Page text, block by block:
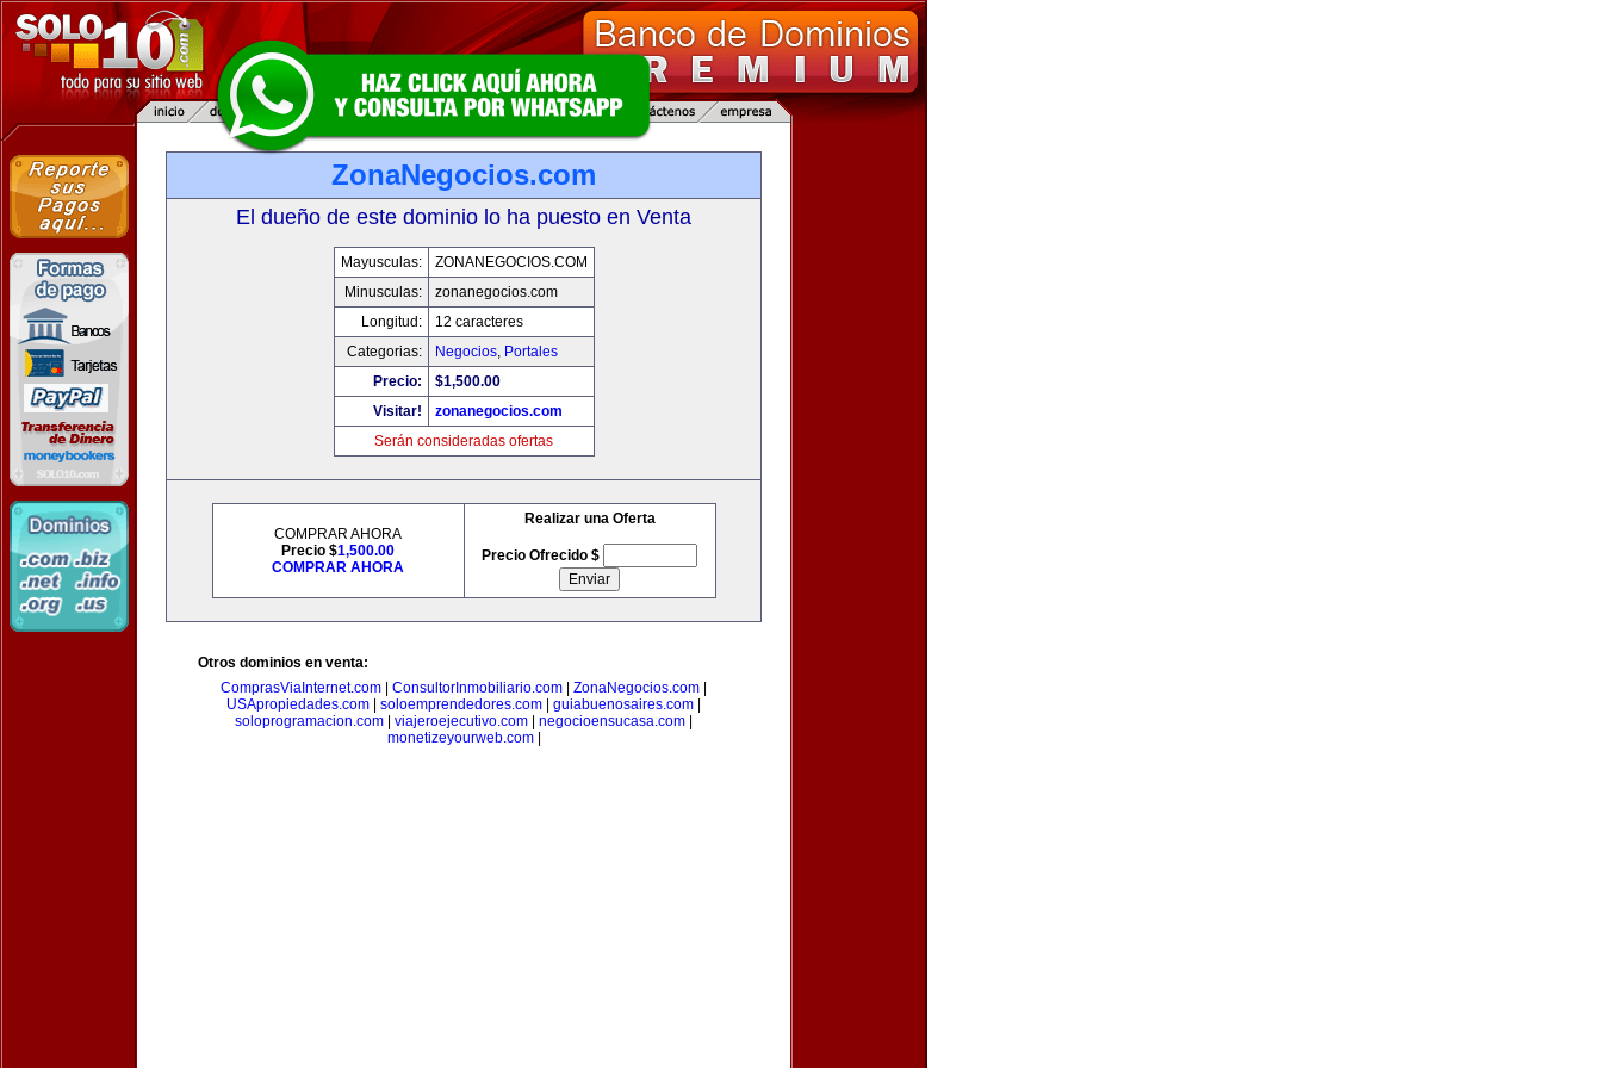
ZonaNegocios.com
El dueño de este dominio lo ha puesto en Venta
Mayusculas:
ZONANEGOCIOS.COM
Minusculas:
zonanegocios.com
Longitud:
12 caracteres
Categorias:
Negocios, Portales
Precio:
$1,500.00
Visitar!
zonanegocios.com
Serán consideradas ofertas
COMPRAR AHORA
Precio $1,500.00
COMPRAR AHORA
Realizar una Oferta
Precio Ofrecido $
Otros dominios en venta:
ComprasViaInternet.com
ConsultorInmobiliario.com ZonaNegocios.com
USApropiedades.com
soloemprendedores.com guiabuenosaires.com
soloprogramacion.com
viajeroejecutivo.com negocioensucasa.com
monetizeyourweb.com|